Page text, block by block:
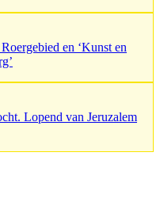
en ‘Kunst en
Lopend van Jeruzalem